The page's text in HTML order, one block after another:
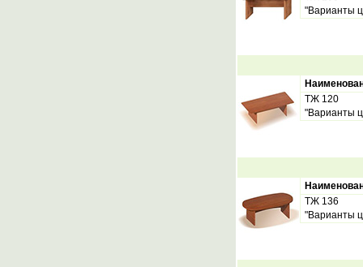
"Варианты
ТЖ 120
"Варианты
ТЖ 136
"Варианты